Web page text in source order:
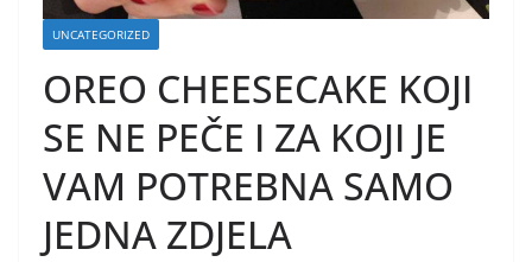
UNCATEGORIZED
OREO CHEESECAKE KOJI
SE NE PEČE I ZA KOJI JE
VAM POTREBNA SAMO
JEDNA ZDJELA